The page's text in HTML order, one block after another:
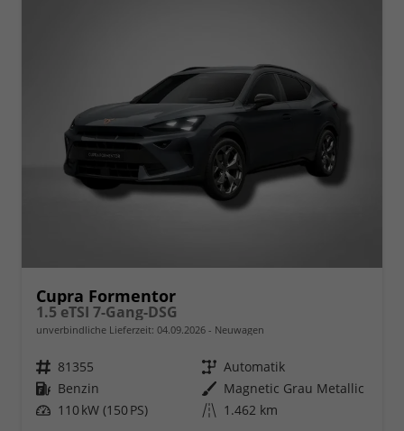
Cupra Formentor
1.5 eTSI 7-Gang-DSG
unverbindliche Lieferzeit: 04.09.2026 Neuwagen
Fahrzeugnr. 81355 Getriebe Automatik
Kraftstoff Benzin Außenfarbe Magnetic Grau Metallic
Leistung 110 kW (150 PS) Kilometerstand 1.462 km